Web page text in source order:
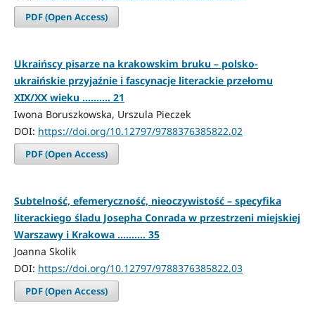
PDF (Open Access)
Ukraińscy pisarze na krakowskim bruku – polsko-
ukraińskie przyjaźnie i fascynacje literackie przełomu
XIX/XX wieku .......... 21
Iwona Boruszkowska, Urszula Pieczek
DOI: https://doi.org/10.12797/9788376385822.02
PDF (Open Access)
Subtelność, efemeryczność, nieoczywistość – specyfika
literackiego śladu Josepha Conrada w przestrzeni miejskiej
Warszawy i Krakowa .......... 35
Joanna Skolik
DOI: https://doi.org/10.12797/9788376385822.03
PDF (Open Access)